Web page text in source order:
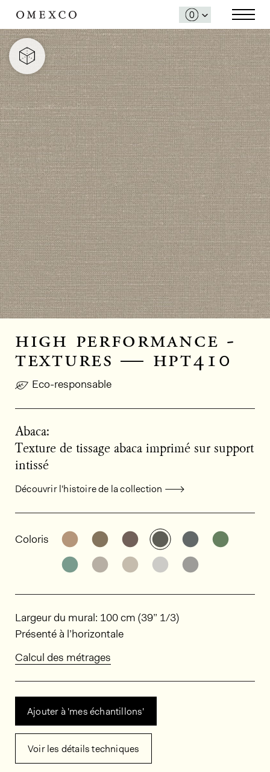
high performance -
textures — hpt410
Eco-responsable
Abaca:
Texture de tissage abaca imprimé sur support
intissé
Découvrir l'histoire de la collection
Informations générales sur le
Coloris Découvrir d'autres variantes: HPT405
Découvrir d'autres variantes:
Découvrir d'autres
Découvrir d'autres
Découvrir
Découvrir d'autres variantes: HPT411
Découvrir d'autres variantes:
Découvrir d'autres
Découvrir d'autres
Dimensions
Largeur du mural: 100 cm (39” 1/3)
Présenté à l’horizontale
Calcul des métrages
Ajouter à 'mes échantillons'
Voir les détails techniques